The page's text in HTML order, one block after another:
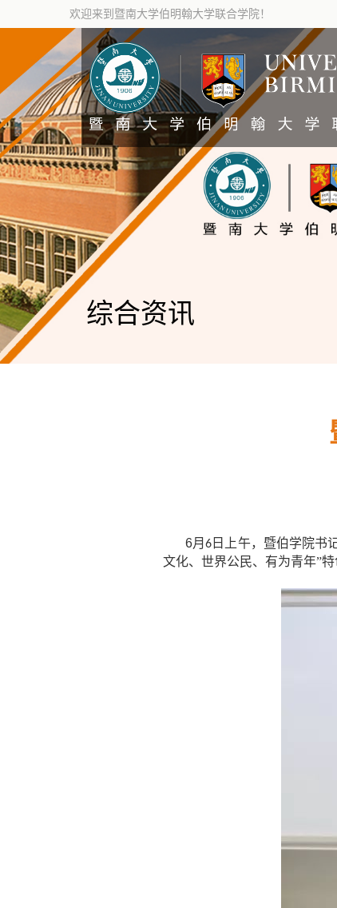
欢迎来到暨南大学伯明翰大学联合学院！
综合资讯
6月6 日上午，暨伯学院书
文化、世界公民、有为青年”特